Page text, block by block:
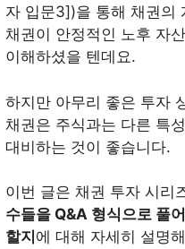
자 입문3])을 통해 채권의
채권이 안정적인 노후 자
이해하셨을 텐데요.
하지만 아무리 좋은 투자
채권은 주식과는 다른 특
대비하는 것이 좋습니다.
이번 글은 채권 투자 시리
수들을 Q&A 형식으로 풀
할지 에 대해 자세히 설명